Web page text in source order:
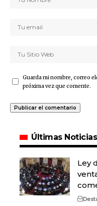
Guarda mi nombre, correo
próxima vez que comente.
Últimas Noticias
Ley